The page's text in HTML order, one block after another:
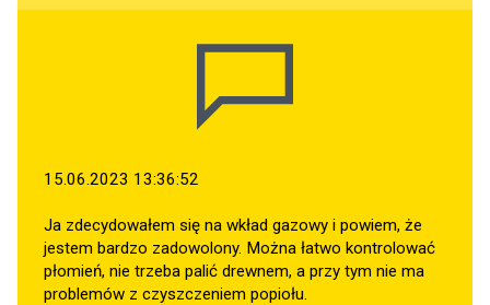
15.06.2023 13:36:52
Ja zdecydowałem się na wkład gazowy i powiem, że
jestem bardzo zadowolony. Można łatwo kontrolować
płomień, nie trzeba palić drewnem, a przy tym nie ma
problemów z czyszczeniem popiołu.